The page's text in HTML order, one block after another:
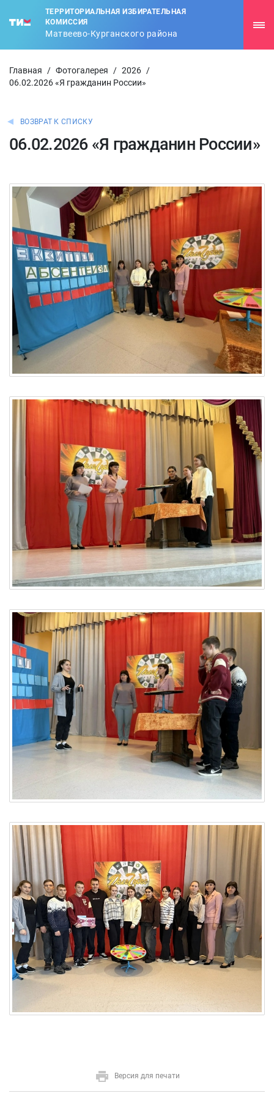
ТЕРРИТОРИАЛЬНАЯ ИЗБИРАТЕЛЬНАЯ
КОМИССИЯ
Матвеево-Курганского района
Главная / Фотогалерея / 2026 /
06.02.2026 «Я гражданин России»
ВОЗВРАТ К СПИСКУ
06.02.2026 «Я гражданин России»
Версия для печати